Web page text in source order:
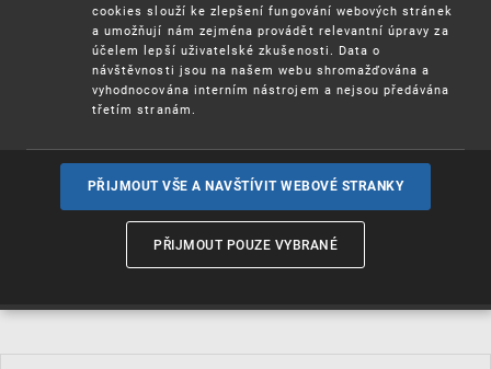
Ochrannéznámky
Označení původua zeměpisná
cookies slouží ke zlepšení fungování webových stránek
a umožňují nám zejména provádět relevantní úpravy za
účelem lepší uživatelské zkušenosti. Data o
návštěvnosti jsou na našem webu shromažďována a
vyhodnocována interním nástrojem a nejsou předávána
třetím stranám.
PŘIJMOUT VŠE A NAVŠTÍVIT WEBOVÉ STRANKY
PŘIJMOUT POUZE VYBRANÉ